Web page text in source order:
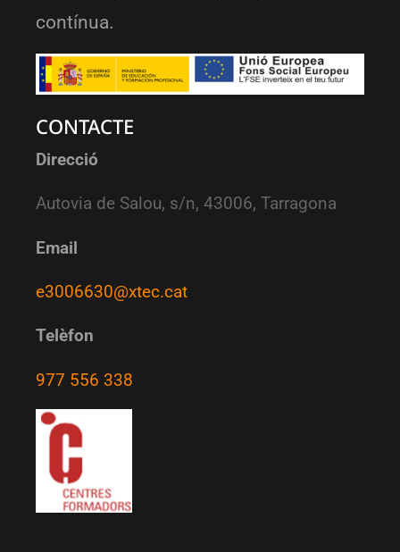
contínua.
CONTACTE
Direcció
Autovia de Salou, s/n, 43006, Tarragona
Email
e3006630@xtec.cat
Telèfon
977 556 338